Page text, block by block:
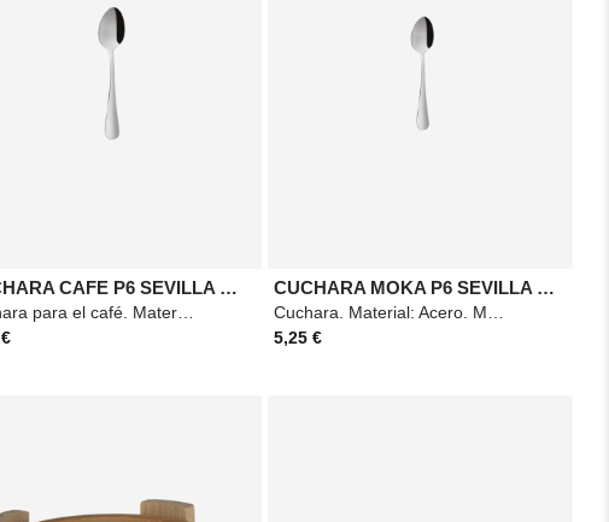
CUCHARA CAFE P6 SEVILLA MAZO CUCHARA MOKA P6 SEVILLA MAZO
5,25 €